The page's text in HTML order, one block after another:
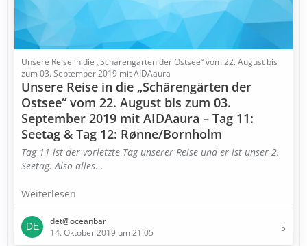
Unsere Reise in die „Schärengärten der Ostsee“ vom 22. August bis
zum 03. September 2019 mit AIDAaura
Unsere Reise in die „Schärengärten der
Ostsee“ vom 22. August bis zum 03.
September 2019 mit AIDAaura – Tag 11:
Seetag & Tag 12: Rønne/Bornholm
Tag 11 ist der vorletzte Tag unserer Reise und er ist unser 2.
Seetag. Also alles…
Weiterlesen
det@oceanbar
14. Oktober 2019 um 21:05
5